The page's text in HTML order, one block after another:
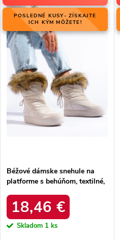
e
p
d
k
t
Najpredávanejšie
Abecedne
p
s
p
o
d
k
POSLEDNÉ KUSY- ZÍSKAJTE
ICH KÝM MÔŽETE!
Béžové dámske snehule na
platforme s behúňom, textilné,
18,46 €
Skladom 1 ks